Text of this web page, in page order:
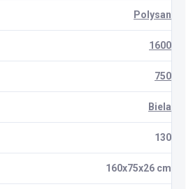
Polysan
1600
750
Biela
130
160x75x26 cm